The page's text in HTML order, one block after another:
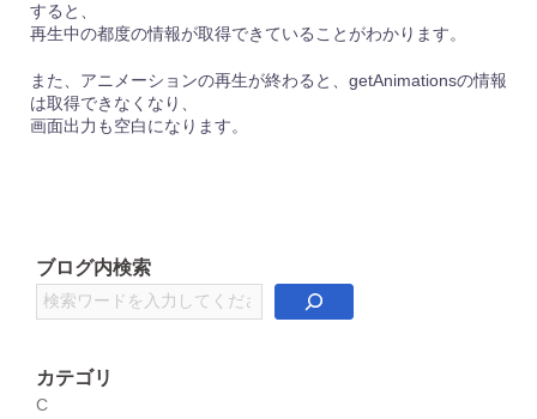
すると、
再生中の都度の情報が取得できていることがわかります。
また、アニメーションの再生が終わると、getAnimationsの情報
は取得できなくなり、
画面出力も空白になります。
ブログ内検索
検
索
カテゴリ
C